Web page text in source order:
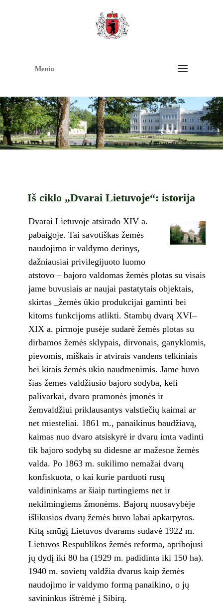
Meniu
Iš ciklo „Dvarai Lietuvoje“: istorija
Dvarai Lietuvoje atsirado XIV a.
pabaigoje. Tai savotiškas žemės
naudojimo ir valdymo derinys,
dažniausiai privilegijuoto luomo
atstovo – bajoro valdomas žemės plotas su visais
jame buvusiais ar naujai pastatytais objektais,
skirtas _žemės ūkio produkcijai gaminti bei
kitoms funkcijoms atlikti. Stambų dvarą XVI–
XIX a. pirmoje pusėje sudarė žemės plotas su
dirbamos žemės sklypais, dirvonais, ganyklomis,
pievomis, miškais ir atvirais vandens telkiniais
bei kitais žemės ūkio naudmenimis. Jame buvo
šias žemes valdžiusio bajoro sodyba, keli
palivarkai, dvaro pramonės įmonės ir
žemvaldžiui priklausantys valstiečių kaimai ar
net miesteliai. 1861 m., panaikinus baudžiavą,
kaimas nuo dvaro atsiskyrė ir dvaru imta vadinti
tik bajoro sodybą su didesne ar mažesne žemės
valda. Po 1863 m. sukilimo nemažai dvarų
konfiskuota, o kai kurie parduoti rusų
valdininkams ar šiaip turtingiems net ir
nekilmingiems žmonėms. Bajorų nuosavybėje
išlikusios dvarų žemės buvo labai apkarpytos.
Kitą smūgį Lietuvos dvarams sudavė 1922 m.
Lietuvos Respublikos žemės reforma, apribojusi
jų dydį iki 80 ha (1929 m. padidinta iki 150 ha).
1940 m. sovietų valdžia dvarus kaip žemės
naudojimo ir valdymo formą panaikino, o jų
savininkus ištrėmė į Sibirą.